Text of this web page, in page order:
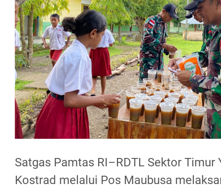
Satgas Pamtas RI–RDTL Sektor Timur
Kostrad melalui Pos Maubusa